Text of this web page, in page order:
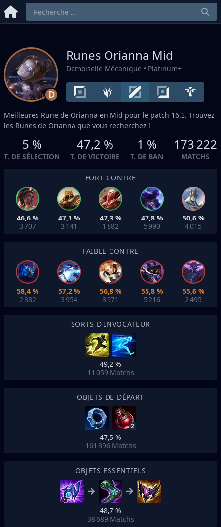
D
Runes Orianna Mid
Demoiselle Mécanique • Platinum+
Meilleures Rune de Orianna en Mid pour le patch 16.3. Trouvez
les Runes de Orianna que vous recherchez !
5 %
T. DE SÉLECTION
47,2 %
T. DE VICTOIRE
1 %
T. DE BAN
173 222
MATCHS
FORT CONTRE
46,6 %
3 707
47,1 %
3 141
47,3 %
1 882
47,8 %
5 990
50,6 %
4 015
FAIBLE CONTRE
58,4 %
2 382
57,2 %
3 954
56,8 %
3 971
55,8 %
5 216
55,6 %
2 495
SORTS D'INVOCATEUR
49,2 %
11 059 Matchs
OBJETS DE DÉPART
2
47,5 %
161 396 Matchs
OBJETS ESSENTIELS
48,7 %
38 689 Matchs